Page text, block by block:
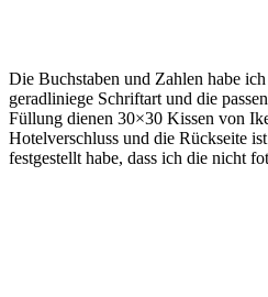
Die Buchstaben und Zahlen habe
geradliniege Schriftart und die
Füllung dienen 30×30 Kissen von
Hotelverschluss und die Rückseite
festgestellt habe, dass ich die nicht